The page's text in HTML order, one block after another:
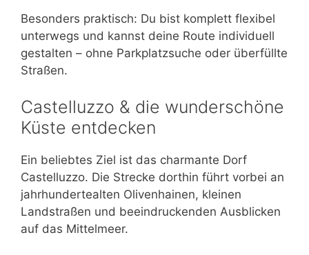
Besonders praktisch: Du bist komplett flexibel
unterwegs und kannst deine Route individuell
gestalten – ohne Parkplatzsuche oder überfüllte
Straßen.
Castelluzzo & die wunderschöne
Küste entdecken
Ein beliebtes Ziel ist das charmante Dorf
Castelluzzo. Die Strecke dorthin führt vorbei an
jahrhundertealten Olivenhainen, kleinen
Landstraßen und beeindruckenden Ausblicken
auf das Mittelmeer.